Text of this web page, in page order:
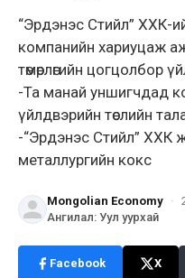
“Эрдэнэс Стийл” ХХК-
компанийн хариуцаж
төмөрлөгийн цогцолбор
-Та манай уншигчдад
үйлдвэрийн төслийн
-“Эрдэнэс Стийл” ХХК
металлургийн кокс
Mongolian Economy ·
Ангилал: Уул уурхай
Facebook X